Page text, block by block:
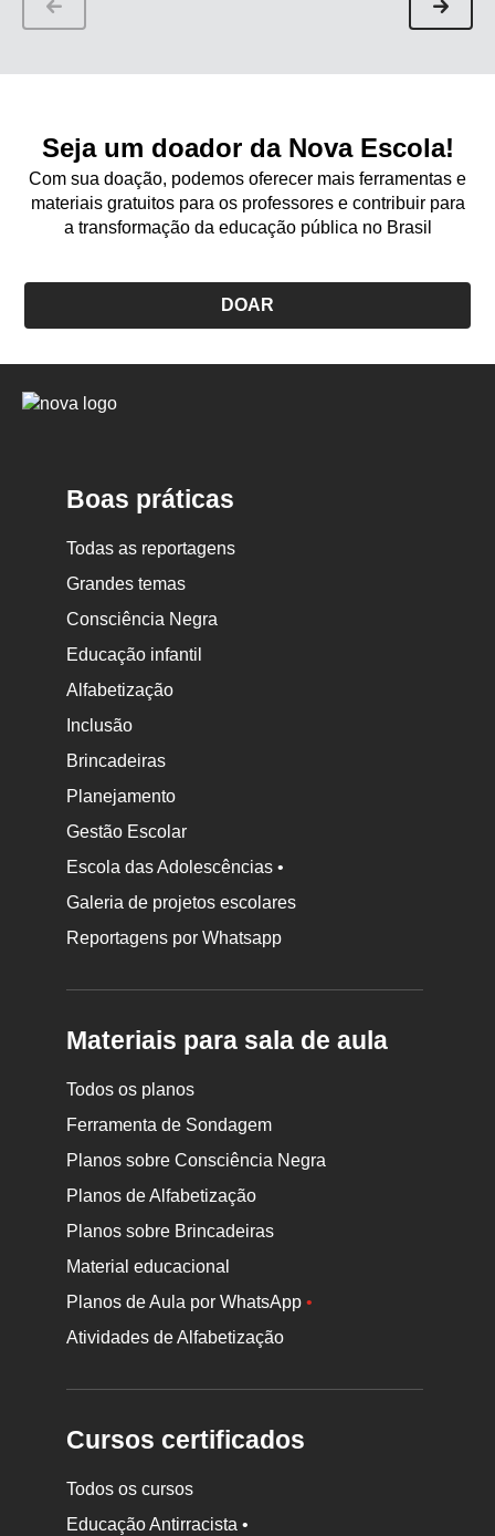
Seja um doador da Nova Escola!
Com sua doação, podemos oferecer mais ferramentas e
materiais gratuitos para os professores e contribuir para
a transformação da educação pública no Brasil
DOAR
Logo
Boas práticas
Todas as reportagens
Grandes temas
Consciência Negra
Educação infantil
Alfabetização
Inclusão
Brincadeiras
Planejamento
Gestão Escolar
Escola das Adolescências •
Galeria de projetos escolares
Reportagens por Whatsapp
Materiais para sala de aula
Todos os planos
Ferramenta de Sondagem
Planos sobre Consciência Negra
Planos de Alfabetização
Planos sobre Brincadeiras
Material educacional
Planos de Aula por WhatsApp•
Atividades de Alfabetização
Cursos certificados
Todos os cursos
Educação Antirracista •